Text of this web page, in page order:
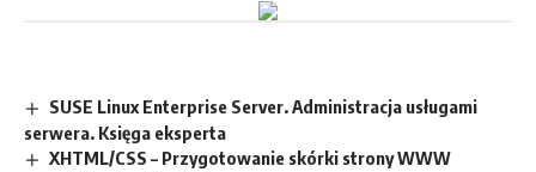
SUSE Linux Enterprise Server. Administracja usługami
serwera. Księga eksperta
XHTML/CSS – Przygotowanie skórki strony WWW